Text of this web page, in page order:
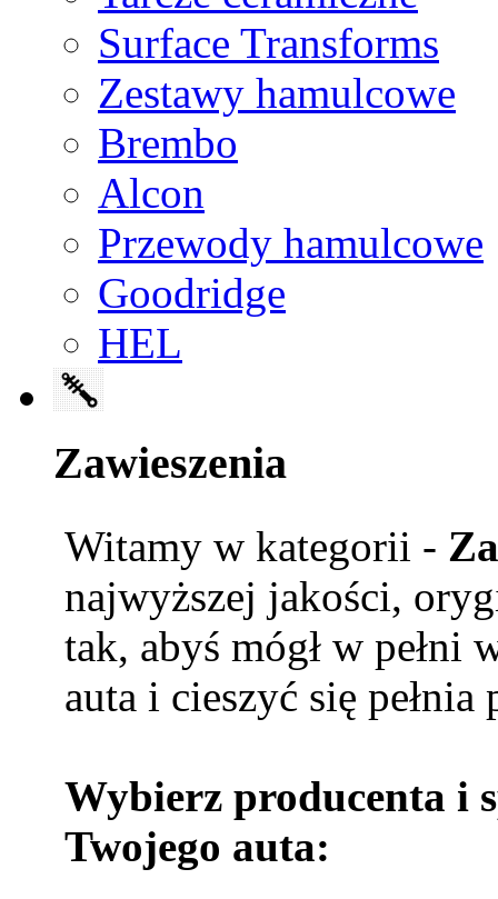
Surface Transforms
Zestawy hamulcowe
Brembo
Alcon
Przewody hamulcowe
Goodridge
HEL
Zawieszenia
Witamy w kategorii -
najwyższej jakości,
tak, abyś mógł w pełni
auta i cieszyć się
Wybierz producenta i
Twojego auta: